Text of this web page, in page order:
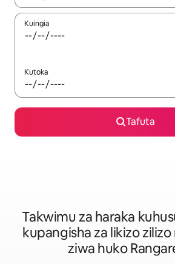
Kuingia
Kutoka
Tafuta
Takwimu za haraka
kupangisha za likizo
ziwa huko